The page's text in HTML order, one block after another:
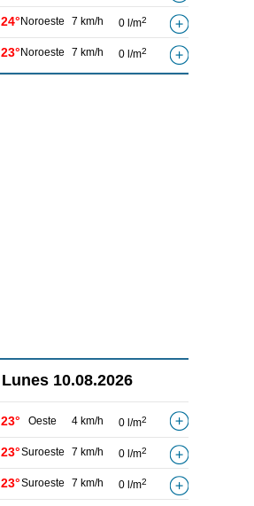
24° Noroeste 7 km/h 0 l/m2
23° Noroeste 7 km/h 0 l/m2
Lunes 10.08.2026
23° Oeste 4 km/h 0 l/m2
23°Suroeste 7 km/h 0 l/m2
23°Suroeste 7 km/h 0 l/m2